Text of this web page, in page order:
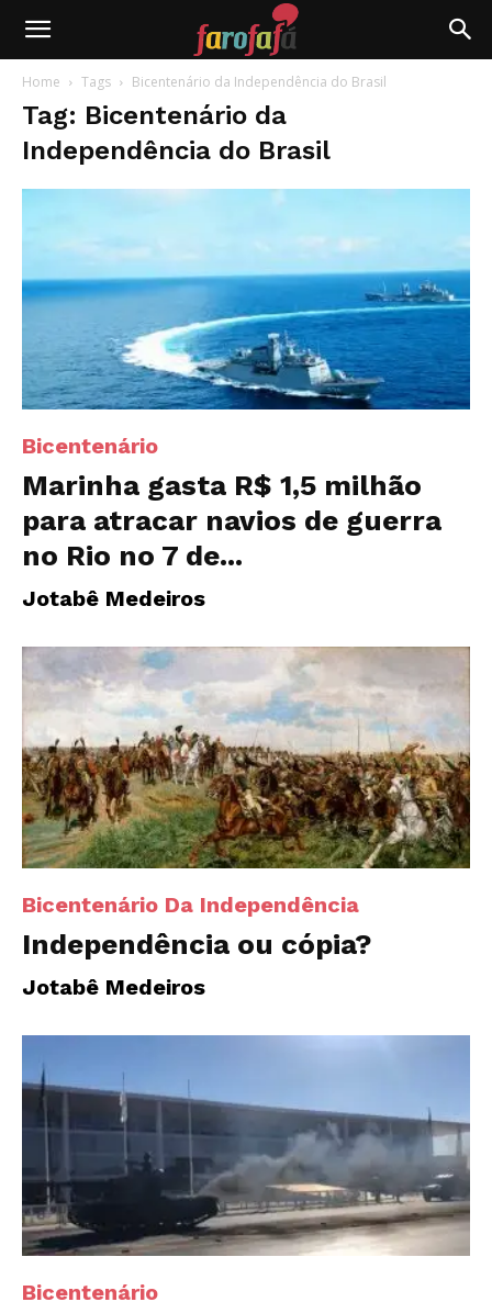
Farofafá
Home Tags Bicentenário da Independência do Brasil
Tag: Bicentenário da
Independência do Brasil
Bicentenário
Marinha gasta R$ 1,5 milhão
para atracar navios de guerra
no Rio no 7 de...
Jotabê Medeiros
Bicentenário Da Independência
Independência ou cópia?
Jotabê Medeiros
Bicentenário